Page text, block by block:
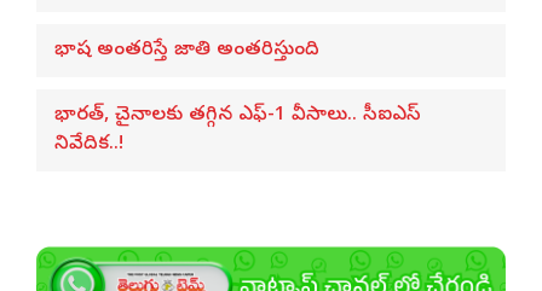
భాష అంతరిస్తే జాతి అంతరిస్తుంది
భారత్, చైనాలకు తగ్గిన ఎఫ్-1 వీసాలు.. సీఐఎస్
నివేదిక..!